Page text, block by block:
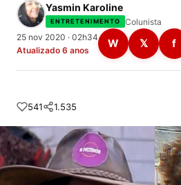
Yasmin Karoline
ENTRETENIMENTO
Colunista
25 nov 2020 · 02h34
Atualizado 6 anos
W 𝕏 f
541 1.535